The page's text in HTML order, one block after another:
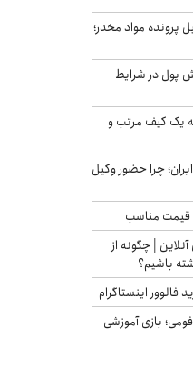
پرونده مواد مخدر؛
پول در شرایط
یک کیف مرتب و
چرا حضور وکیل
قیمت مناسب
| چگونه از
باشیم؟
اینستاگرام
بازی آموزشی